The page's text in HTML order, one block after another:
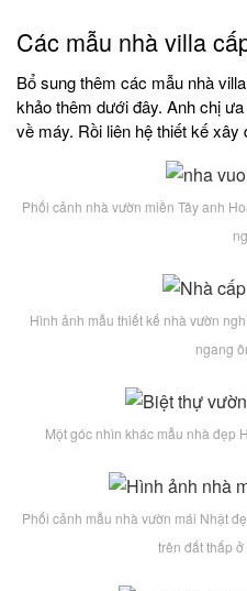
Các mẫu nhà villa
Bổ sung thêm các mẫu nhà
khảo thêm dưới đây. Anh chị
về máy. Rồi liên hệ thiết kế xây
Phối cảnh nhà vườn miền Tây anh
Hình ảnh mẫu thiết kế nhà vườn
ngang
Một góc nhìn khác mẫu nhà đẹp
Phối cảnh mẫu nhà vườn mái Nhật
trên đất thấp